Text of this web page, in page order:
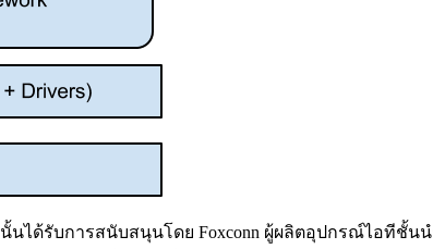
นั้นได้รับการสนับสนุนโดย Foxconn ผู้ผลิตอุปกรณ์ไอทีชั้